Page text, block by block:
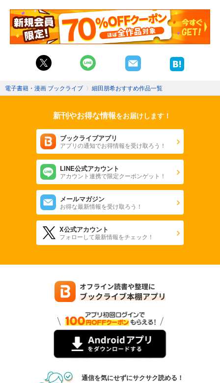
電子書籍・漫画 ブックライブ 〉 細田朋希おすすめ作品一覧
新刊やお得な情報をお届けします！
ブックライブアプリ
アプリの通知でお得情報を受け取ろう！
LINE公式アカウント
アカウント連携で限定クーポンゲット！
メールマガジン
お得な最新情報を受け取ろう！
X公式アカウント
フォローして最新情報をチェック！
通信を気にせずにサクサク読める！